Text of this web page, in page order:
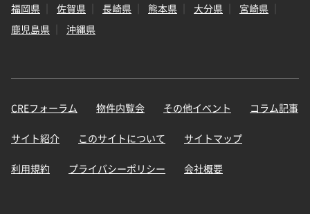
福岡県
佐賀県 長崎県 熊本県 大分県
宮崎県
鹿児島県
沖縄県
CREフォーラム 物件内覧会 その他イベント コラム記事
サイト紹介 このサイトについて サイトマップ
利用規約 プライバシーポリシー 会社概要